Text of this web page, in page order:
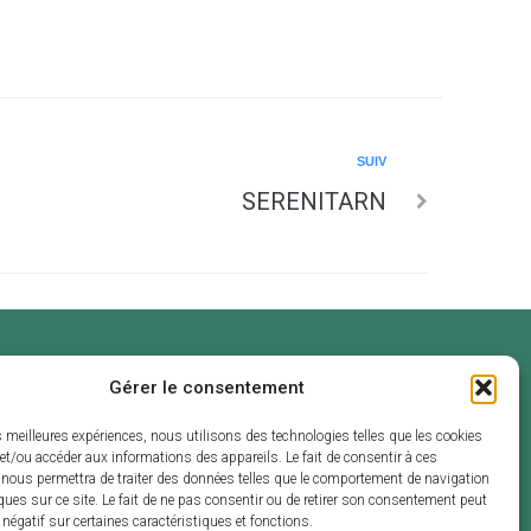
Gérer le consentement
meilleures expériences, nous utilisons des technologies telles que les cookies
ou accéder aux informations des appareils. Le fait de consentir à ces
permettra de traiter des données telles que le comportement de navigation
sur ce site. Le fait de ne pas consentir ou de retirer son consentement peut
négatif sur certaines caractéristiques et fonctions.
SUIV
SERENITARN
:
et de 13h30 à